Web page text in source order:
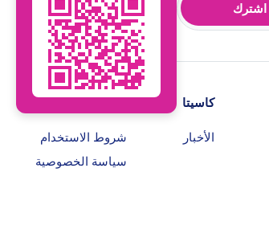
اشترك
كاسيتا
الأخبار
روابط هامة
شروط الاستخدام
سياسة الخصوصية